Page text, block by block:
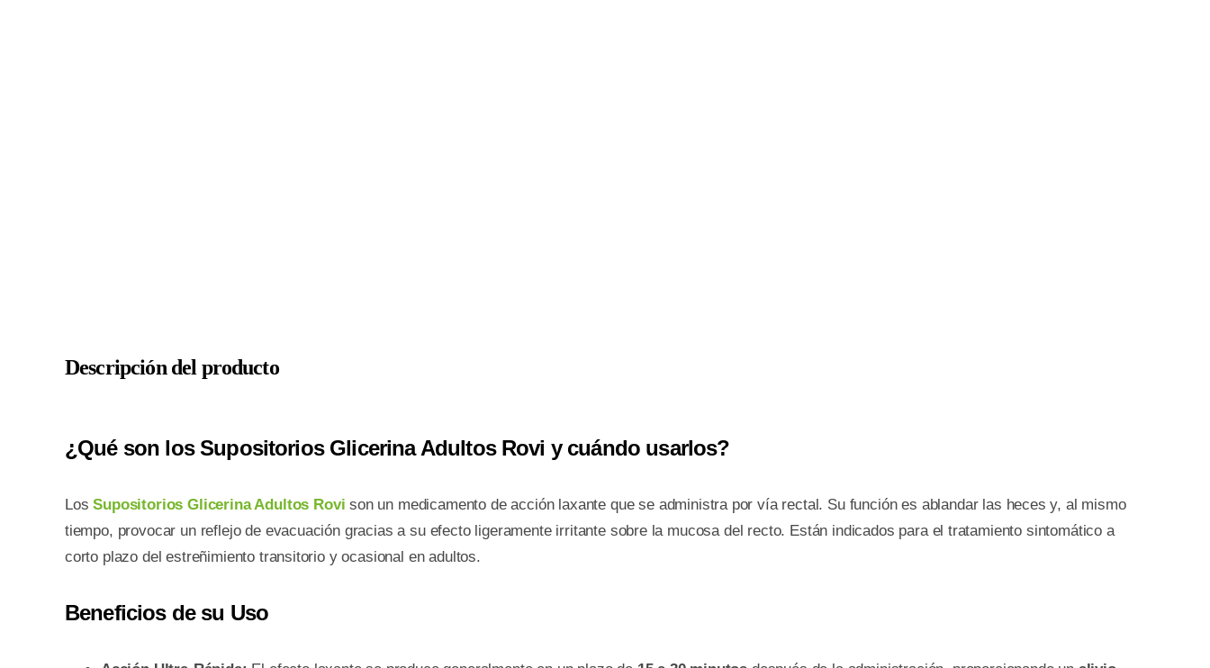
Descripción del producto
¿Qué son los Supositorios Glicerina Adultos Rovi y cuándo usarlos?
LosSupositorios Glicerina Adultos Rovi son un medicamento de acción laxante que se administra por vía rectal. Su función es ablandar las heces y, al mismo
tiempo, provocar un reflejo de evacuación gracias a su efecto ligeramente irritante sobre la mucosa del recto. Están indicados para el tratamiento sintomático a
corto plazo del estreñimiento transitorio y ocasional en adultos.
Beneficios de su Uso